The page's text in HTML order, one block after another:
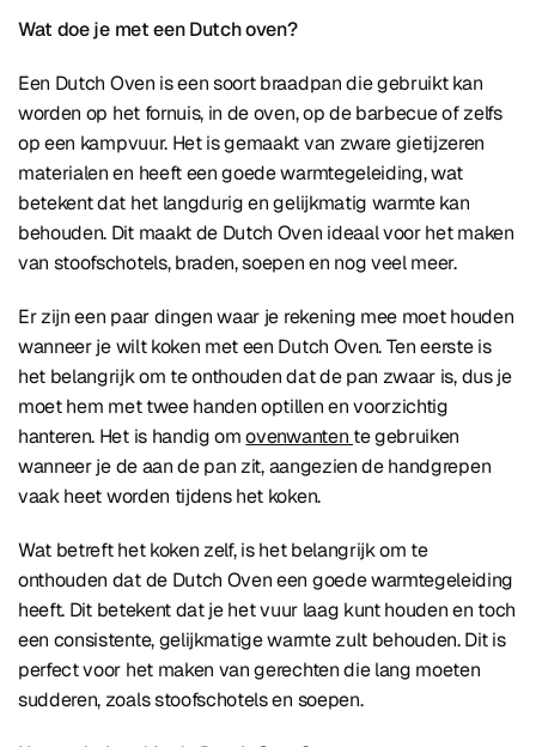
Wat doe je met een Dutch oven?
Een Dutch Oven is een soort braadpan die gebruikt kan
worden op het fornuis, in de oven, op de barbecue of zelfs
op een kampvuur. Het is gemaakt van zware gietijzeren
materialen en heeft een goede warmtegeleiding, wat
betekent dat het langdurig en gelijkmatig warmte kan
behouden. Dit maakt de Dutch Oven ideaal voor het maken
van stoofschotels, braden, soepen en nog veel meer.
Er zijn een paar dingen waar je rekening mee moet houden
wanneer je wilt koken met een Dutch Oven. Ten eerste is
het belangrijk om te onthouden dat de pan zwaar is, dus je
moet hem met twee handen optillen en voorzichtig
hanteren. Het is handig omovenwanten te gebruiken
wanneer je de aan de pan zit, aangezien de handgrepen
vaak heet worden tijdens het koken.
Wat betreft het koken zelf, is het belangrijk om te
onthouden dat de Dutch Oven een goede warmtegeleiding
heeft. Dit betekent dat je het vuur laag kunt houden en toch
een consistente, gelijkmatige warmte zult behouden. Dit is
perfect voor het maken van gerechten die lang moeten
sudderen, zoals stoofschotels en soepen.